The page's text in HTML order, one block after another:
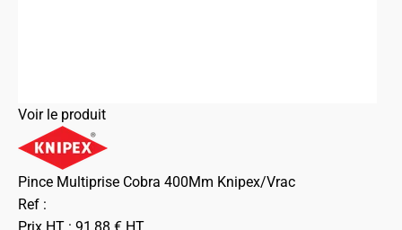
Voir le produit
Pince Multiprise Cobra 400Mm Knipex/Vrac
Ref :